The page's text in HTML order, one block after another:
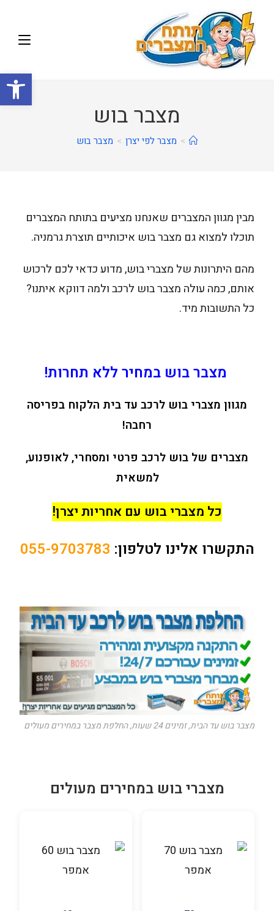
מצבר בוש
> מצבר לפי יצרן > מצבר בוש
מבין מגוון המצברים שאנחנו מציעים בתותח המצברים
תוכלו למצוא גם מצבר בוש איכותיים תוצרת גרמניה.
מהם היתרונות של מצברי בוש, מדוע כדאי לכם לרכוש
אותם, כמה עולה מצבר בוש לרכב ולמה דווקא איתנו?
כל התשובות מיד.
מצבר בוש במחיר ללא תחרות!
מגוון מצברי בוש לרכב עד בית הלקוח בפריסה
רחבה!
מצברים של בוש לרכב פרטי ומסחרי, לאופנוע,
למשאית
כל מצברי בוש עם אחריות יצרן!
התקשרו אלינו לטלפון: 055-9703783
מצבר בוש עד הבית, זמינים 24 שעות, החלפת מצבר במחירים מעולים
מצברי בוש במחירים מעולים